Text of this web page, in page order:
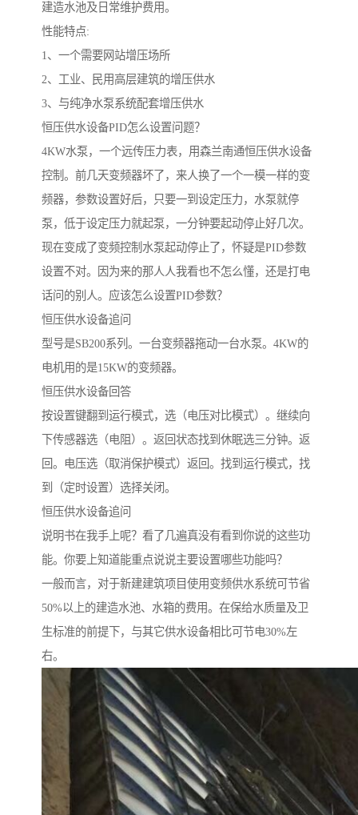
建造水池及日常维护费用。
性能特点:
1、一个需要网站增压场所
2、工业、民用高层建筑的增压供水
3、与纯净水泵系统配套增压供水
恒压供水设备PID怎么设置问题？
4KW水泵，一个远传压力表，用森兰南通恒压供水设备
控制。前几天变频器坏了，来人换了一个一模一样的变
频器，参数设置好后，只要一到设定压力，水泵就停
泵，低于设定压力就起泵，一分钟要起动停止好几次。
现在变成了变频控制水泵起动停止了，怀疑是PID参数
设置不对。因为来的那人人我看也不怎么懂，还是打电
话问的别人。应该怎么设置PID参数？
恒压供水设备追问
型号是SB200系列。一台变频器拖动一台水泵。4KW的
电机用的是15KW的变频器。
恒压供水设备回答
按设置键翻到运行模式，选（电压对比模式）。继续向
下传感器选（电阻）。返回状态找到休眠选三分钟。返
回。电压选（取消保护模式）返回。找到运行模式，找
到（定时设置）选择关闭。
恒压供水设备追问
说明书在我手上呢？看了几遍真没有看到你说的这些功
能。你要上知道能重点说说主要设置哪些功能吗？
一般而言，对于新建建筑项目使用变频供水系统可节省
50%以上的建造水池、水箱的费用。在保给水质量及卫
生标准的前提下，与其它供水设备相比可节电30%左
右。